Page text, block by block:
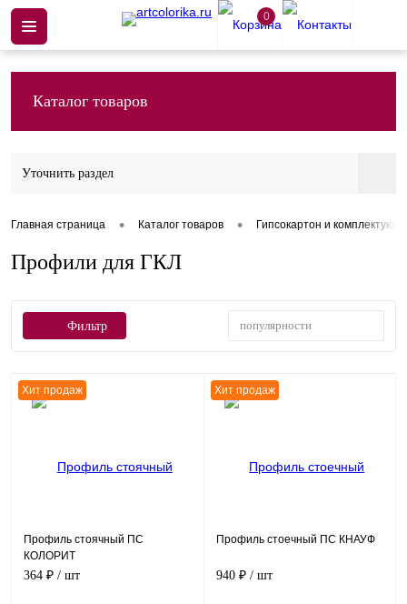
Каталог товаров
Уточнить раздел
Главная страница • Каталог товаров • Гипсокартон и
Профили для ГКЛ
Фильтр популярности
Хит продаж
Профиль стоячный ПС
КОЛОРИТ
364 ₽ / шт
Хит продаж
Профиль стоечный ПС КНАУФ
940 ₽ / шт
0